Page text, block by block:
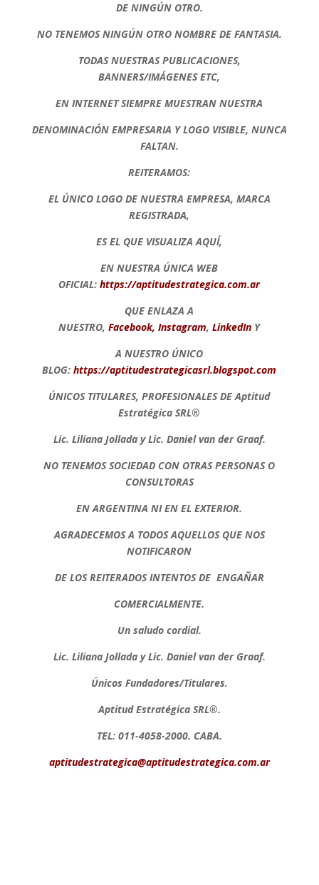
DE NINGÚN OTRO.
NO TENEMOS NINGÚN OTRO NOMBRE DE FANTASIA.
TODAS NUESTRAS PUBLICACIONES,
BANNERS/IMÁGENES ETC,
EN INTERNET SIEMPRE MUESTRAN NUESTRA
DENOMINACIÓN EMPRESARIA Y LOGO VISIBLE, NUNCA
FALTAN.
REITERAMOS:
EL ÚNICO LOGO DE NUESTRA EMPRESA, MARCA
REGISTRADA,
ES EL QUE VISUALIZA AQUÍ,
EN NUESTRA ÚNICA WEB
OFICIAL:https://aptitudestrategica.com.ar
QUE ENLAZA A
NUESTRO,Facebook, Instagram,LinkedIn Y
A NUESTRO ÚNICO
BLOG: https://aptitudestrategicasrl.blogspot.com
ÚNICOS TITULARES, PROFESIONALES DE Aptitud
Estratégica SRL®
Lic. Liliana Jollada y Lic. Daniel van der Graaf.
NO TENEMOS SOCIEDAD CON OTRAS PERSONAS O
CONSULTORAS
EN ARGENTINA NI EN EL EXTERIOR.
AGRADECEMOS A TODOS AQUELLOS QUE NOS
NOTIFICARON
DE LOS REITERADOS INTENTOS DE ENGAÑAR
COMERCIALMENTE.
Un saludo cordial.
Lic. Liliana Jollada y Lic. Daniel van der Graaf.
Únicos Fundadores/Titulares.
Aptitud Estratégica SRL®.
TEL: 011-4058-2000. CABA.
aptitudestrategica@aptitudestrategica.com.ar